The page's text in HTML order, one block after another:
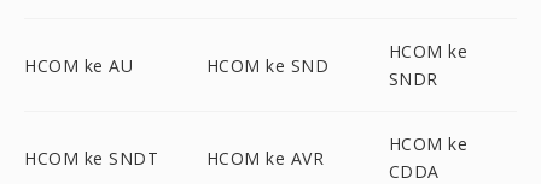
HCOM ke AU HCOM ke SND
HCOM ke
SNDR
HCOM ke SNDT HCOM ke AVR
HCOM ke
CDDA